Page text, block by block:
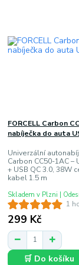
1
FORCELL Carbon
nabíječka do auta
Univerzální
Carbon CC50-1AC –
+ USB QC 3.0, 38W
kabel 1.5 m
299 Kč
Skladem v Plzni |
🛒 Do košíku